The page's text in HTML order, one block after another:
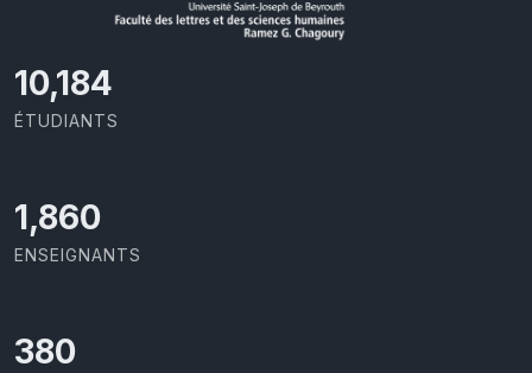
10,801
ÉTUDIANTS
1,973
ENSEIGNANTS
403